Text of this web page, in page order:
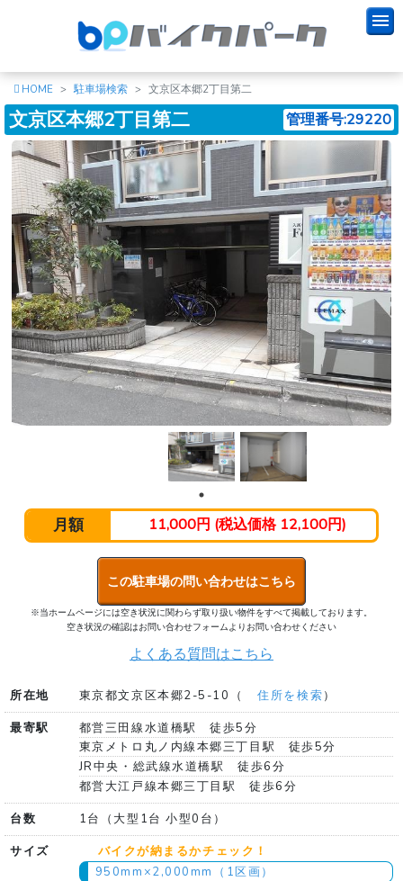
HOME 駐車場検索 文京区本郷2丁目第二
文京区本郷2丁目第二 管理番号:29220
月額 11,000円 (税込価格 12,100円)
この駐車場の問い合わせはこちら
※当ホームページには空き状況に関わらず取り扱い物件をすべて掲載しております。
空き状況の確認はお問い合わせフォームよりお問い合わせください
よくある質問はこちら
所在地 東京都文京区本郷2-5-10（ 住所を検索）
最寄駅
都営三田線水道橋駅 徒歩5分
東京メトロ丸ノ内線本郷三丁目駅 徒歩5分
JR中央・総武線水道橋駅 徒歩6分
都営大江戸線本郷三丁目駅 徒歩6分
台数
1台（大型1台 小型0台）
サイズ
バイクが納まるかチェック！
950mm×2,000mm（1区画）